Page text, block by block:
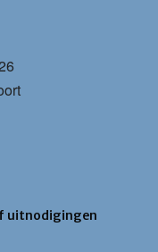
uitnodigingen